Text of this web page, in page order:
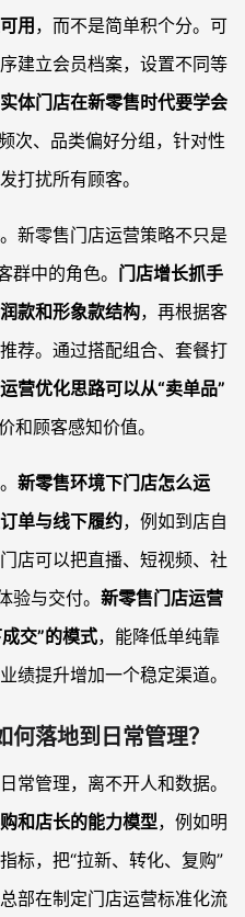
用 ，而不是简单积个分。可
建立会员档案，设置不同等
实体门店在新零售时代要学会
次、品类偏好分组，针对性
打扰所有顾客。
新零售门店运营策略不只是
群中的角色。 门店增长抓手
款和形象款结构，再根据客
荐。通过搭配组合、套餐打
营优化思路可以从“卖单品”
和顾客感知价值。
新零售环境下门店怎么运
单与线下履约，例如到店自
店可以把直播、短视频、社
验与交付。 新零售门店运营
交”的模式，能降低单纯靠
绩提升增加一个稳定渠道。
何落地到日常管理？
常管理，离不开人和数据。
和店长的能力模型，例如明
标，把“拉新、转化、复购”
部在制定门店运营标准化流